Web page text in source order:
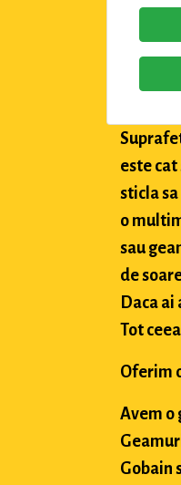
este
sticla
o
sau
de
Daca
Tot
Oferim
Avem o
Gobain